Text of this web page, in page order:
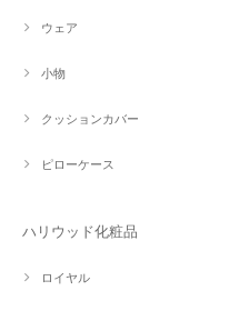
ウェア
小物
クッションカバー
ピローケース
ハリウッド化粧品
ロイヤル